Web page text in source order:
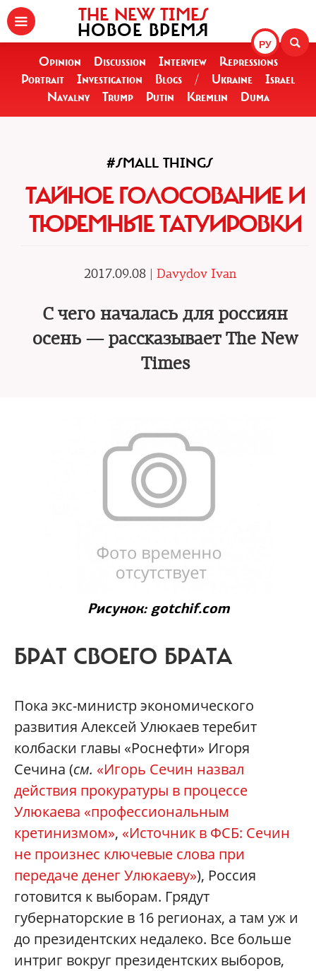
РУ
THE NEW TIMES
НОВОЕ ВРЕМЯ
Opinion Discussion Interview
Repressions
Portrait
Investigation Blogs / Ukraine
Israel
Navalny
Trump Putin Kremlin Duma
#SMALL THINGS
ТАЙНОЕ ГОЛОСОВАНИЕ И
ТЮРЕМНЫЕ ТАТУИРОВКИ
2017.09.08 | Davydov Ivan
С чего началась для россиян
осень — рассказывает The New
Times
Рисунок: gotchif.com
БРАТ СВОЕГО БРАТА
Пока экс-министр экономического
развития Алексей Улюкаев теребит
колбаски главы «Роснефти» Игоря
Сечина (см. «Игорь Сечин назвал
действия прокуратуры в процессе
Улюкаева «профессиональным
кретинизмом», «Источник в ФСБ: Сечин
не произнес ключевые слова при
передаче денег Улюкаеву»), Россия
готовится к выборам. Грядут
губернаторские в 16 регионах, а там уж и
до президентских недалеко. Все больше
интриг вокруг президентских выборов,